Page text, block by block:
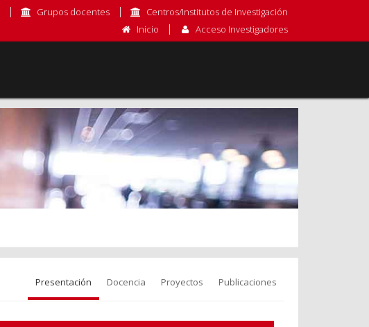
Grupos docentes
Centros/Institutos de Investigación
Inicio
Acceso Investigadores
Presentación Docencia Proyectos Publicaciones